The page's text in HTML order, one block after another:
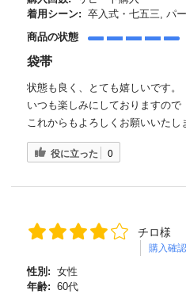
着用シーン: 卒入式・七五三, パ
商品の状態
袋帯
状態も良く、とても嬉しいです。
いつも楽しみにしておりますので
これからもよろしくお願いいたし
役に立った 0
チロ様
購入確
性別: 女性
年齢: 60代